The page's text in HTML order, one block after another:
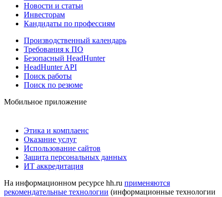
Новости и статьи
Инвесторам
Кандидаты по профессиям
Производственный календарь
Требования к ПО
Безопасный HeadHunter
HeadHunter API
Поиск работы
Поиск по резюме
Мобильное приложение
Этика и комплаенс
Оказание услуг
Использование сайтов
Защита персональных данных
ИТ аккредитация
На информационном ресурсе hh.ru применяются
рекомендательные технологии (информационные технологии